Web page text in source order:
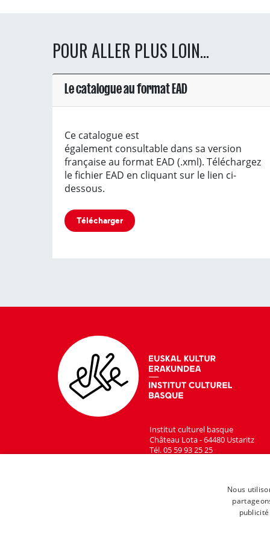
POUR ALLER PLUS LOIN...
Le catalogue au format EAD
Ce catalogue est
également consultable dans sa version
française au format EAD (.xml). Téléchargez
le fichier EAD en cliquant sur le lien ci-
dessous.
Télécharger
Institut culturel basque
Château Lota - 64480 Ustaritz
Tél. 05 59 93 25 25
Nous